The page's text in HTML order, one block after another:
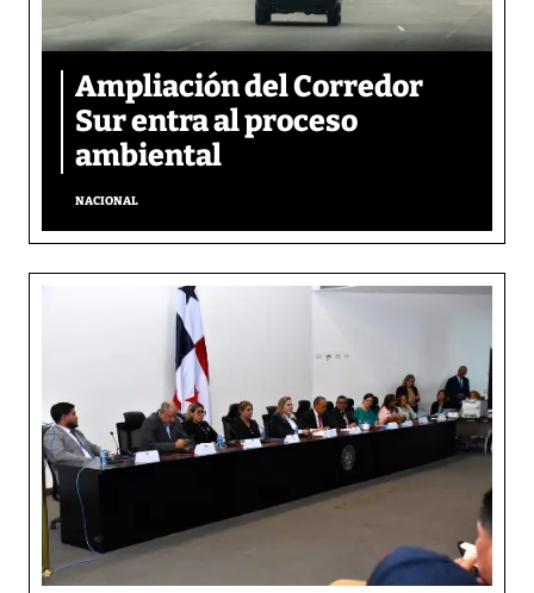
Ampliación del Corredor
Sur entra al proceso
ambiental
NACIONAL